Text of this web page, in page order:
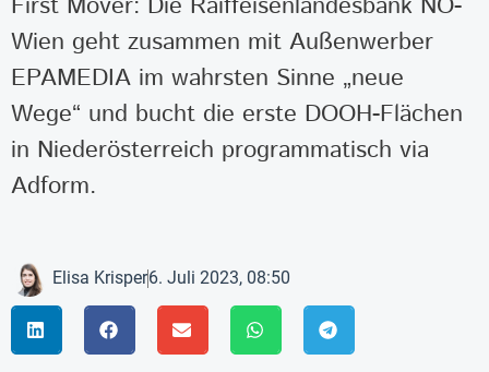
Wien geht zusammen mit Außenwerber
EPAMEDIA im wahrsten Sinne „neue
Wege“ und bucht die erste DOOH-Flächen
in Niederösterreich programmatisch via
Adform.
Elisa Krisper6. Juli 2023, 08:50